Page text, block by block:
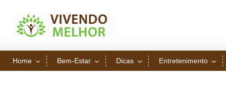
Home Bem-Estar Dicas Entretenimento